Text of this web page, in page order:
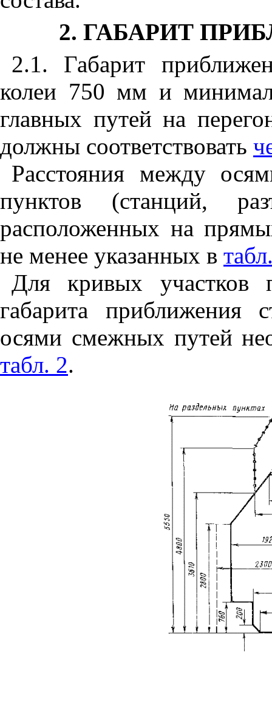
2. ГАБАРИТ
2.1. Габарит
колеи 750 мм и
главных путей на
должны соответствовать
Расстояния между
пунктов (станций,
расположенных на
не менее указанных в
Для кривых участков
габарита приближения
осями смежных путей
табл. 2.